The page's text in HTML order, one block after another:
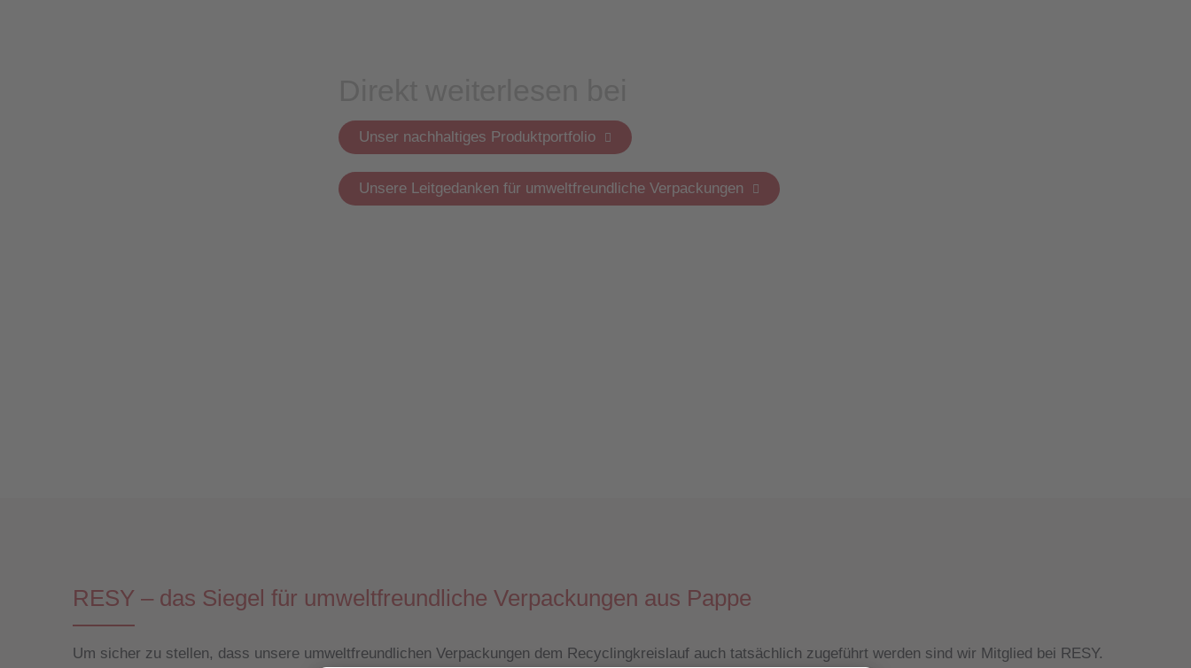
Unser nachhaltiges Produktportfolio
Unsere Leitgedanken für umweltfreundliche Verpackungen
RESY – das Siegel für umweltfreundliche Verpackungen aus Pappe
Um sicher zu stellen, dass unsere umweltfreundlichen Verpackungen dem Recyclingkreislauf auch tatsächlich zugeführt werden sind wir Mitglied bei RESY.